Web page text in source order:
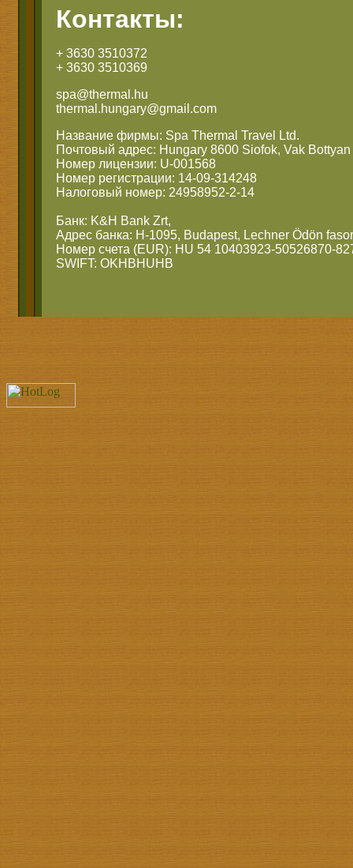
Контакты:
+ 3630 3510372
+ 3630 3510369
spa@thermal.hu
thermal.hungary@gmail.com
Название фирмы: Spa Thermal Travel Ltd.
Почтовый адрес: Hungary 8600 Siofok, Vak Bottyan
Номер лицензии: U-001568
Номер регистрации: 14-09-314248
Налоговый номер: 24958952-2-14
Банк: K&H Bank Zrt,
Адрес банка: H-1095, Budapest, Lechner Ödön
Номер счета (EUR): HU 54 10403923-50526870-
SWIFT: OKHBHUHB